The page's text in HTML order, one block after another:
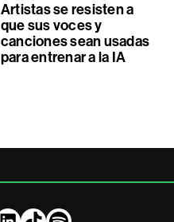
Artistas se resisten a
que sus voces y
canciones sean usadas
para entrenar a la IA